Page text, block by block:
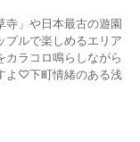
寺」や日本最古の遊園
プルで楽しめるエリア
カラコロ鳴らしながら
よ♡下町情緒のある浅